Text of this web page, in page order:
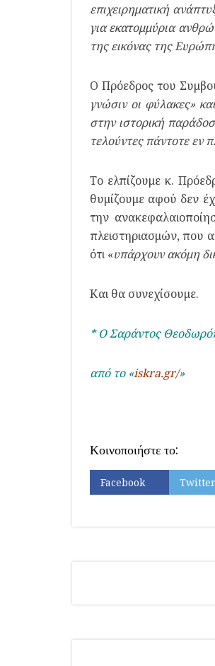
επιχειρηματική
για εκατομμύρια
της εικόνας της
Ο Πρόεδρος του
γνώσιν οι φύλακες»
στην ιστορική
τελούντες πάντοτε εν
Το ελπίζουμε κ.
θυμίζουμε αφού δεν
την
πλειστηριασμών, που
ότι «υπάρχουν ακόμη
Και θα συνεχίσουμε.
* Ο Σαράντος
από το «iskra.gr/»
Κοινοποιήστε το:
Facebook Twitter